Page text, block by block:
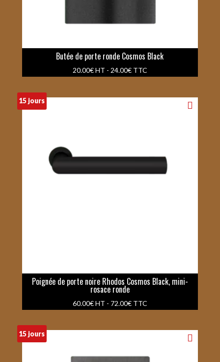
Butée de porte ronde Cosmos Black
20.00€HT - 24.00€TTC
15 jours
Poignée de porte noire Rhodos Cosmos Black, mini-
rosace ronde
60.00€HT - 72.00€TTC
15 jours